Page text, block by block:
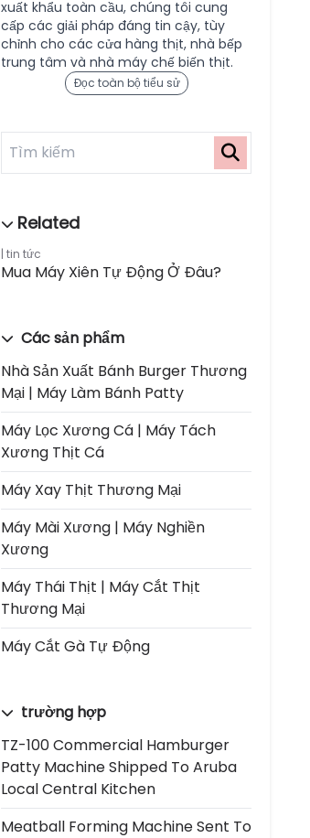
xuất khẩu toàn cầu, chúng tôi cung
cấp các giải pháp đáng tin cậy, tùy
chỉnh cho các cửa hàng thịt, nhà bếp
trung tâm và nhà máy chế biến thịt.
Đọc toàn bộ tiểu sử
tin tức
Mua Máy Xiên Tự Động Ở Đâu?
Các sản phẩm
Nhà Sản Xuất Bánh Burger Thương
Mại | Máy Làm Bánh Patty
Máy Lọc Xương Cá | Máy Tách
Xương Thịt Cá
Máy Xay Thịt Thương Mại
Máy Mài Xương | Máy Nghiền
Xương
Máy Thái Thịt | Máy Cắt Thịt
Thương Mại
Máy Cắt Gà Tự Động
trường hợp
TZ-100 Commercial Hamburger
Patty Machine Shipped To Aruba
Local Central Kitchen
Meatball Forming Machine Sent To